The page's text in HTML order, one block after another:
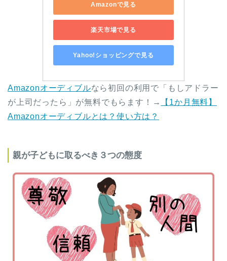
Amazonで見る
楽天市場で見る
Yahoo!ショッピングで見る
Amazonオーディブルなら初回の利用で「もしアドラー
が上司だったら」が無料でもらます！→
【1か月無料】
Amazonオーディブルとは？使い方は？
親が子どもに取るべき３つの態度